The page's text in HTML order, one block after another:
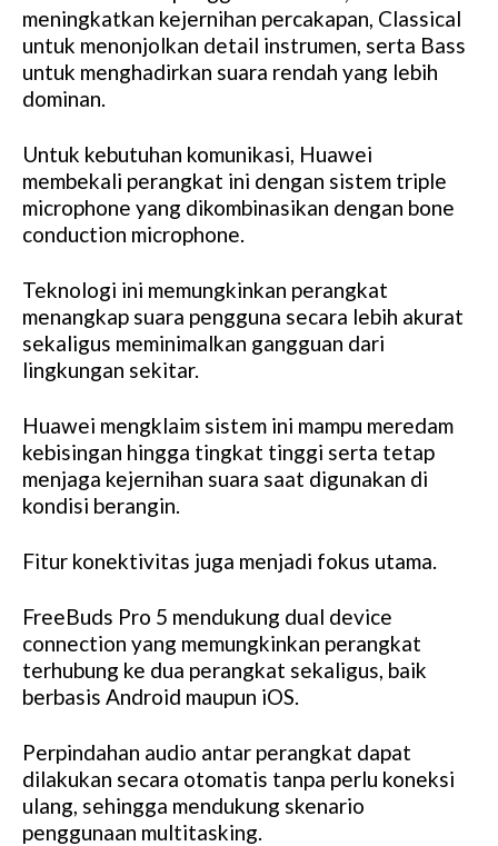
meningkatkan kejernihan percakapan, Classical
untuk menonjolkan detail instrumen, serta Bass
untuk menghadirkan suara rendah yang lebih
dominan.
Untuk kebutuhan komunikasi, Huawei
membekali perangkat ini dengan sistem triple
microphone yang dikombinasikan dengan bone
conduction microphone.
Teknologi ini memungkinkan perangkat
menangkap suara pengguna secara lebih akurat
sekaligus meminimalkan gangguan dari
lingkungan sekitar.
Huawei mengklaim sistem ini mampu meredam
kebisingan hingga tingkat tinggi serta tetap
menjaga kejernihan suara saat digunakan di
kondisi berangin.
Fitur konektivitas juga menjadi fokus utama.
FreeBuds Pro 5 mendukung dual device
connection yang memungkinkan perangkat
terhubung ke dua perangkat sekaligus, baik
berbasis Android maupun iOS.
Perpindahan audio antar perangkat dapat
dilakukan secara otomatis tanpa perlu koneksi
ulang, sehingga mendukung skenario
penggunaan multitasking.